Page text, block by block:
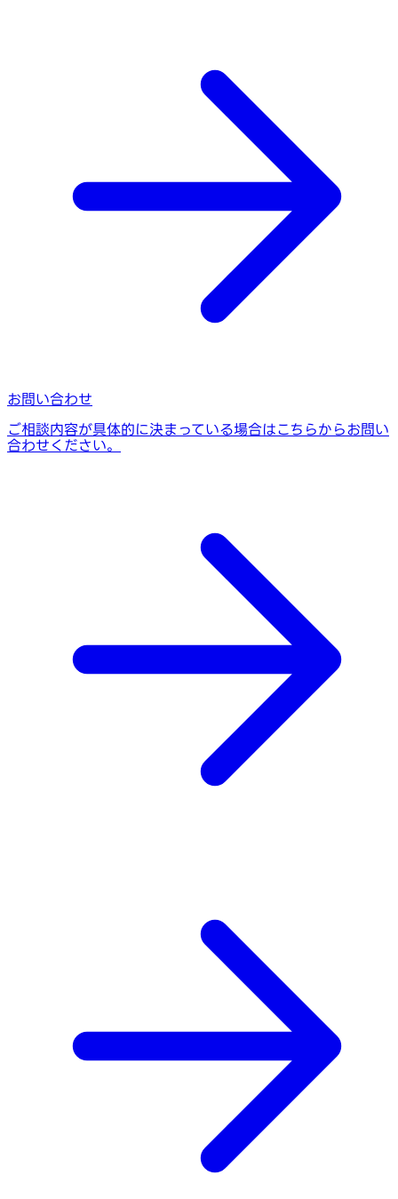
お問い合わせ
ご相談内容が具体的に決まっている場合はこちらからお問い
合わせください。